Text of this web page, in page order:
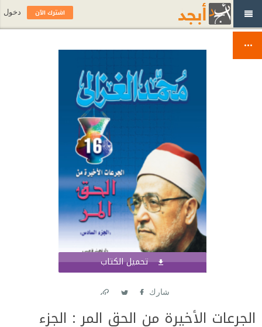
تحميل الكتاب
شارك
الجرعات الأخيرة من الحق المر : الجزء
اشترك الآن دخول